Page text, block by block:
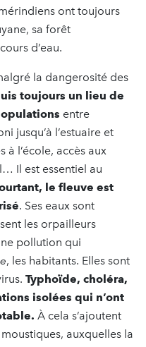
ont toujours
sa forêt
d’eau.
la dangerosité des
toujours un lieu de
entre
jusqu’à l’estuaire et
à l’école, accès aux
Il est essentiel au
le fleuve est
. Ses eaux sont
les orpailleurs
pollution qui
, les habitants. Elles sont
Typhoïde, choléra,
isolées qui n’ont
À cela s’ajoutent
auxquelles la